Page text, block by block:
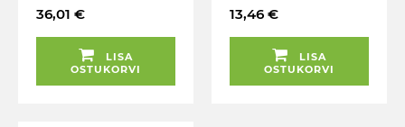
24V OSRAM
36,01 €
LISA
OSTUKORVI
ORIGINAL OSRAM
13,46 €
LISA
OSTUKORVI